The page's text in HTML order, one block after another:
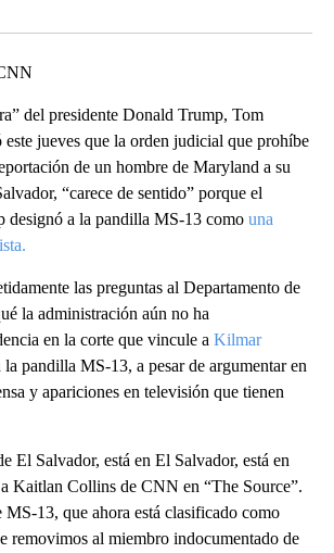
del presidente Donald Trump, Tom
jueves que la orden judicial que prohíbe
de un hombre de Maryland a su
“carece de sentido” porque el
designó a la pandilla MS-13 como una
las preguntas al Departamento de
la administración aún no ha
en la corte que vincule a Kilmar
la pandilla MS-13, a pesar de argumentar en
y apariciones en televisión que tienen
El Salvador, está en El Salvador, está en
Kaitlan Collins de CNN en “The Source”.
MS-13, que ahora está clasificado como
removimos al miembro indocumentado de